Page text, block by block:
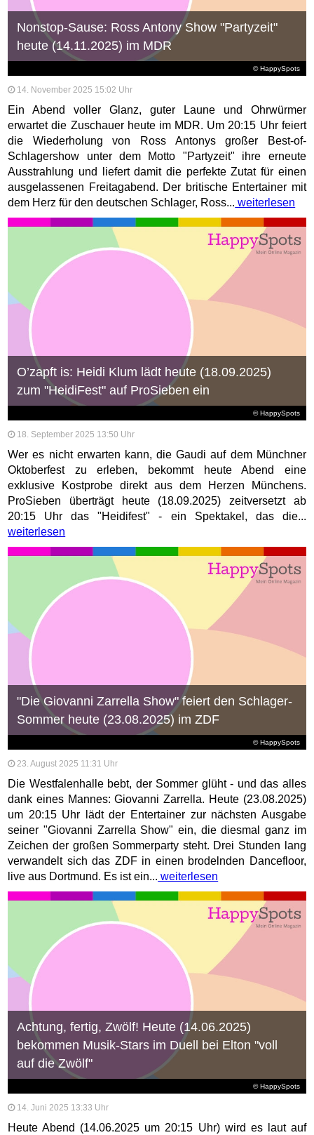
© HappySpots
Nonstop-Sause: Ross Antony Show "Partyzeit"
heute (14.11.2025) im MDR
14. November 2025 15:02 Uhr
Ein Abend voller Glanz, guter Laune und Ohrwürmer
erwartet die Zuschauer heute im MDR. Um 20:15 Uhr feiert
die Wiederholung von Ross Antonys großer Best-of-
Schlagershow unter dem Motto "Partyzeit" ihre erneute
Ausstrahlung und liefert damit die perfekte Zutat für einen
ausgelassenen Freitagabend. Der britische Entertainer mit
dem Herz für den deutschen Schlager, Ross... weiterlesen
© HappySpots
O’zapft is: Heidi Klum lädt heute (18.09.2025)
zum "HeidiFest" auf ProSieben ein
18. September 2025 13:50 Uhr
Wer es nicht erwarten kann, die Gaudi auf dem Münchner
Oktoberfest zu erleben, bekommt heute Abend eine
exklusive Kostprobe direkt aus dem Herzen Münchens.
ProSieben überträgt heute (18.09.2025) zeitversetzt ab
20:15 Uhr das "Heidifest" - ein Spektakel, das die...
weiterlesen
© HappySpots
"Die Giovanni Zarrella Show" feiert den Schlager-
Sommer heute (23.08.2025) im ZDF
23. August 2025 11:31 Uhr
Die Westfalenhalle bebt, der Sommer glüht - und das alles
dank eines Mannes: Giovanni Zarrella. Heute (23.08.2025)
um 20:15 Uhr lädt der Entertainer zur nächsten Ausgabe
seiner "Giovanni Zarrella Show" ein, die diesmal ganz im
Zeichen der großen Sommerparty steht. Drei Stunden lang
verwandelt sich das ZDF in einen brodelnden Dancefloor,
live aus Dortmund. Es ist ein... weiterlesen
© HappySpots
Achtung, fertig, Zwölf! Heute (14.06.2025)
bekommen Musik-Stars im Duell bei Elton "voll
auf die Zwölf"
14. Juni 2025 13:33 Uhr
Heute Abend (14.06.2025 um 20:15 Uhr) wird es laut auf